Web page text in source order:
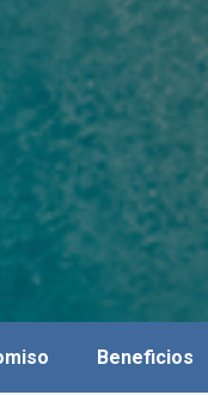
Beneficios